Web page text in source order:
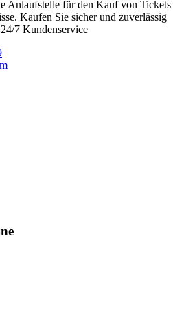
Anlaufstelle für den Kauf von Tickets
Kaufen Sie sicher und zuverlässig
7 Kundenservice